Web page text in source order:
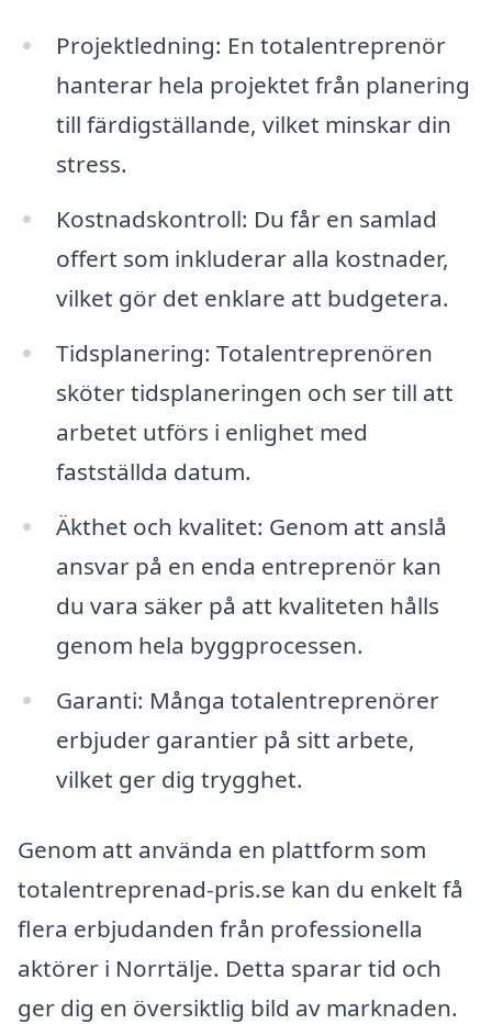
Projektledning: En totalentreprenör
hanterar hela projektet från planering
till färdigställande, vilket minskar din
stress.
Kostnadskontroll: Du får en samlad
offert som inkluderar alla kostnader,
vilket gör det enklare att budgetera.
Tidsplanering: Totalentreprenören
sköter tidsplaneringen och ser till att
arbetet utförs i enlighet med
fastställda datum.
Äkthet och kvalitet: Genom att anslå
ansvar på en enda entreprenör kan
du vara säker på att kvaliteten hålls
genom hela byggprocessen.
Garanti: Många totalentreprenörer
erbjuder garantier på sitt arbete,
vilket ger dig trygghet.
Genom att använda en plattform som
totalentreprenad-pris.se kan du enkelt få
flera erbjudanden från professionella
aktörer i Norrtälje. Detta sparar tid och
ger dig en översiktlig bild av marknaden.